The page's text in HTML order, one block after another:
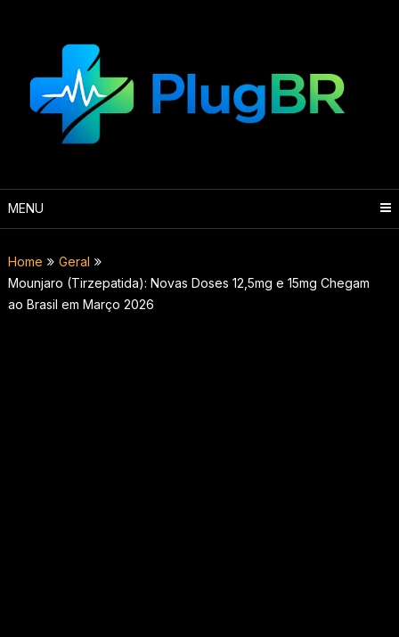
MENU
Home
Geral
Mounjaro (Tirzepatida): Novas Doses 12,5mg e 15mg Chegam
ao Brasil em Março 2026